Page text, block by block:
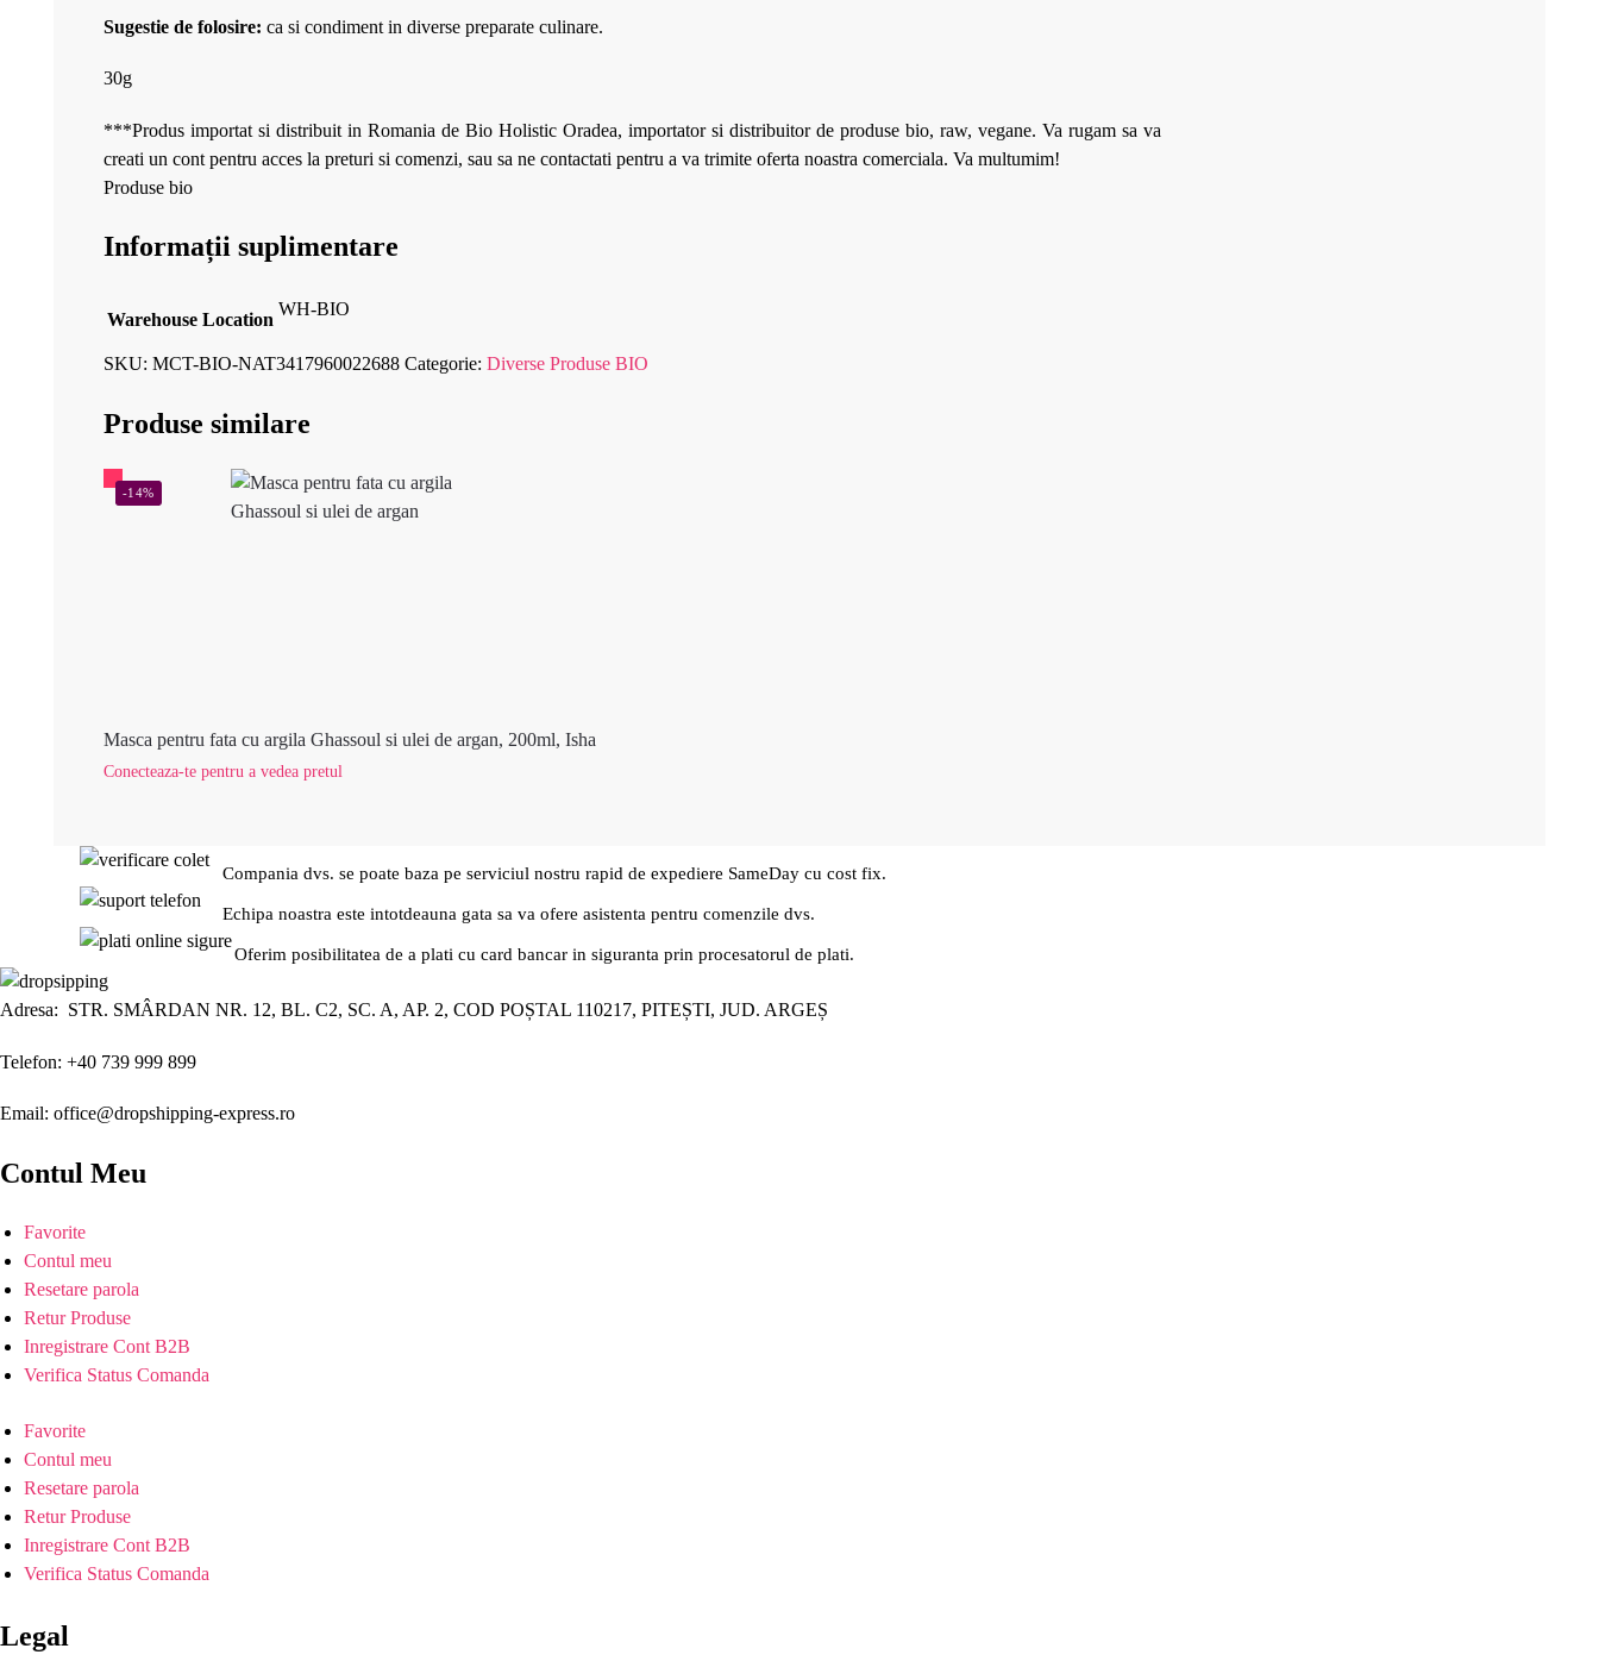
Sugestie de folosire: ca si condiment in diverse preparate culinare.
30g
***Produs importat si distribuit in Romania de Bio Holistic Oradea, importator si distribuitor de produse bio, raw, vegane. Va rugam sa va
creati un cont pentru acces la preturi si comenzi, sau sa ne contactati pentru a va trimite oferta noastra comerciala. Va multumim!
Produse bio
Informații suplimentare
Warehouse Location
WH-BIO
SKU: MCT-BIO-NAT3417960022688 Categorie: Diverse Produse BIO
Produse similare
-14%
Masca pentru fata cu argila Ghassoul si ulei de argan, 200ml, Isha
Conecteaza-te pentru a vedea pretul
Compania dvs. se poate baza pe serviciul nostru rapid de expediere SameDay cu cost fix.
Echipa noastra este intotdeauna gata sa va ofere asistenta pentru comenzile dvs.
Oferim posibilitatea de a plati cu card bancar in siguranta prin procesatorul de plati.
Adresa: STR. SMÂRDAN NR. 12, BL. C2, SC. A, AP. 2, COD POȘTAL 110217, PITEȘTI, JUD. ARGEȘ
Telefon: +40 739 999 899
Email: office@dropshipping-express.ro
Contul Meu
Favorite
Contul meu
Resetare parola
Retur Produse
Inregistrare Cont B2B
Verifica Status Comanda
Favorite
Contul meu
Resetare parola
Retur Produse
Inregistrare Cont B2B
Verifica Status Comanda
Legal